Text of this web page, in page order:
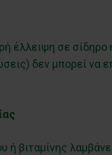
έλλειψη σε
δεν μπορεί να
ή βιταμίνης